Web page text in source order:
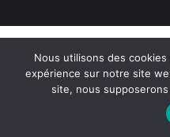
Nous utilisons des
expérience sur notre site
site, nous